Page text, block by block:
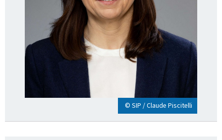
© SIP / Claude Piscitelli